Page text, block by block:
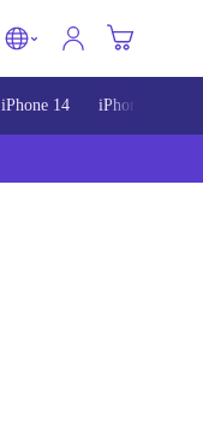
iPhone 14 iPhone 15